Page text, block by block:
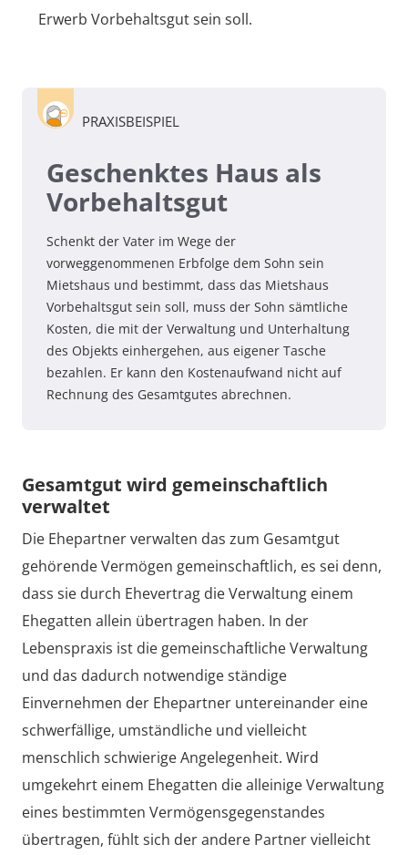
Erwerb Vorbehaltsgut sein soll.
PRAXISBEISPIEL
Geschenktes Haus als
Vorbehaltsgut
Schenkt der Vater im Wege der
vorweggenommenen Erbfolge dem Sohn sein
Mietshaus und bestimmt, dass das Mietshaus
Vorbehaltsgut sein soll, muss der Sohn sämtliche
Kosten, die mit der Verwaltung und Unterhaltung
des Objekts einhergehen, aus eigener Tasche
bezahlen. Er kann den Kostenaufwand nicht auf
Rechnung des Gesamtgutes abrechnen.
Gesamtgut wird gemeinschaftlich
verwaltet
Die Ehepartner verwalten das zum Gesamtgut
gehörende Vermögen gemeinschaftlich, es sei denn,
dass sie durch Ehevertrag die Verwaltung einem
Ehegatten allein übertragen haben. In der
Lebenspraxis ist die gemeinschaftliche Verwaltung
und das dadurch notwendige ständige
Einvernehmen der Ehepartner untereinander eine
schwerfällige, umständliche und vielleicht
menschlich schwierige Angelegenheit. Wird
umgekehrt einem Ehegatten die alleinige Verwaltung
eines bestimmten Vermögensgegenstandes
übertragen, fühlt sich der andere Partner vielleicht